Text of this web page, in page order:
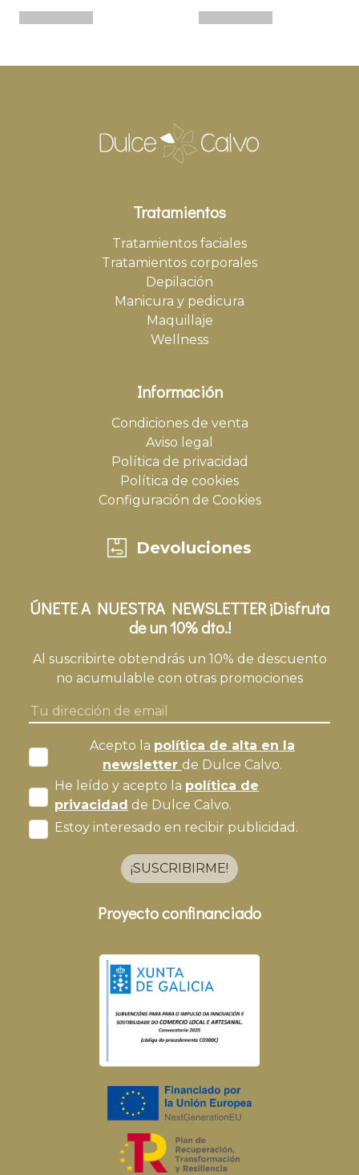
Tratamientos
Tratamientos faciales
Tratamientos corporales
Depilación
Manicura y pedicura
Maquillaje
Wellness
Información
Condiciones de venta
Aviso legal
Política de privacidad
Política de cookies
Configuración de Cookies
Devoluciones
ÚNETE A NUESTRA NEWSLETTER ¡Disfruta
de un 10% dto.!
Al suscribirte obtendrás un 10% de descuento
no acumulable con otras promociones
Acepto la política de alta en la
newsletter de Dulce Calvo.
He leído y acepto la política de
privacidad de Dulce Calvo.
Estoy interesado en recibir publicidad.
¡SUSCRIBIRME!
Proyecto confinanciado